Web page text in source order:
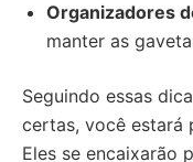
Organizadores
manter as
Seguindo essas
certas, você estará
Eles se encaixarão